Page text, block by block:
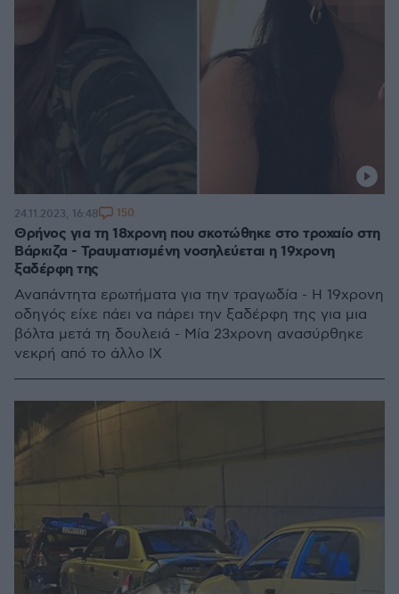
Θρήνος για τη 18χρονη που σκοτώθηκε στο τροχαίο στη
Βάρκιζα - Τραυματισμένη νοσηλεύεται η 19χρονη
ξαδέρφη της
Αναπάντητα ερωτήματα για την τραγωδία - Η 19χρονη
οδηγός είχε πάει να πάρει την ξαδέρφη της για μια
βόλτα μετά τη δουλειά - Μία 23χρονη ανασύρθηκε
νεκρή από το άλλο ΙΧ
24.11.2023, 16:48 150